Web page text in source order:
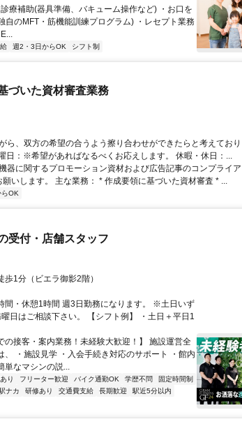
療補助(器具準備、バキューム操作など) ・お口を
自のMFT・筋機能訓練プログラム) ・レセプト業務
週2・3日からOK シフト制
づいた資材審査業務
ら、双方の希望の合うよう擦り合わせができたらと考えてお
日：※希望があればなるべくお応えします。 休暇・休日：...
器に関するプロモーション資材および広告記事のコンプライ
いします。 主な業務： * 作成要領に基づいた資材審査 * ...
OK
受付・店舗スタッフ
1分（ビエラ御影2階）
間・休憩1時間 週3日勤務になります。 ※土日いず
日はご相談下さい。 【シフト例】 ・土日＋平日1
の接客・案内業務！未経験大歓迎！】 施設運営全
、 ・施設見学 ・入会手続き対応のサポート ・館内
単なマシンの説...
り フリーター歓迎 バイク通勤OK 学歴不問
固定時間制
ナカ 研修あり 交通費支給 長期歓迎
駅近5分以内